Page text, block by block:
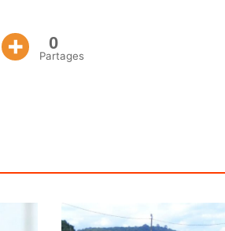
0
Partages